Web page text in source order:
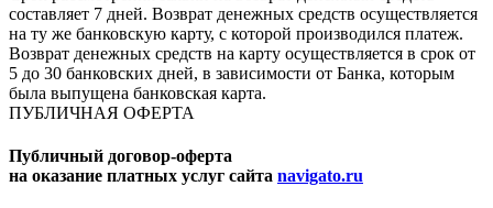
составляет 7 дней. Возврат денежных средств осуществляется
на ту же банковскую карту, с которой производился платеж.
Возврат денежных средств на карту осуществляется в срок от
5 до 30 банковских дней, в зависимости от Банка, которым
была выпущена банковская карта.
ПУБЛИЧНАЯ ОФЕРТА
Публичный договор-оферта
на оказание платных услуг сайта navigato.ru